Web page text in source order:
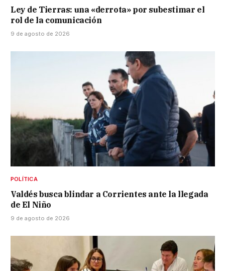
Ley de Tierras: una «derrota» por subestimar el
rol de la comunicación
9 de agosto de 2026
POLÍTICA
Valdés busca blindar a Corrientes ante la llegada
de El Niño
9 de agosto de 2026